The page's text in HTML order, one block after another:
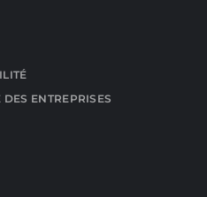
ENTREPRISES